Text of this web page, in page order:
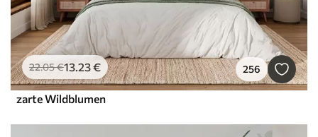
22.05€13.23€ 256
zarte Wildblumen